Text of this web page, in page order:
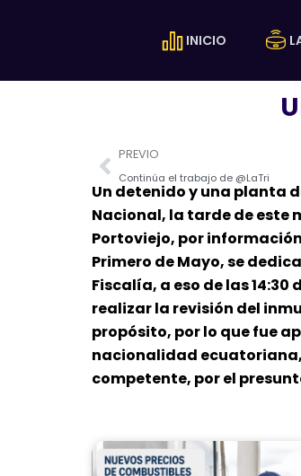
INICIO
Prev
PREVIO
Continúa el trabajo de @LaTri
Un detenido y una planta
Nacional, la tarde de este
Portoviejo, por
Primero de Mayo, se
Fiscalía, a eso de las
realizar la revisión del
propósito, por lo que fue
nacionalidad
competente, por el